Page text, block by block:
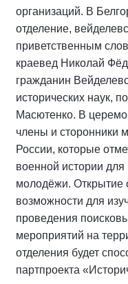
организаций. В
отделение,
приветственным
краевед Николай
гражданин
исторических наук,
Масютенко. В
члены и сторонники
России, которые
военной истории для
молодёжи. Открытие
возможности для
проведения
мероприятий на
отделения будет
партпроекта